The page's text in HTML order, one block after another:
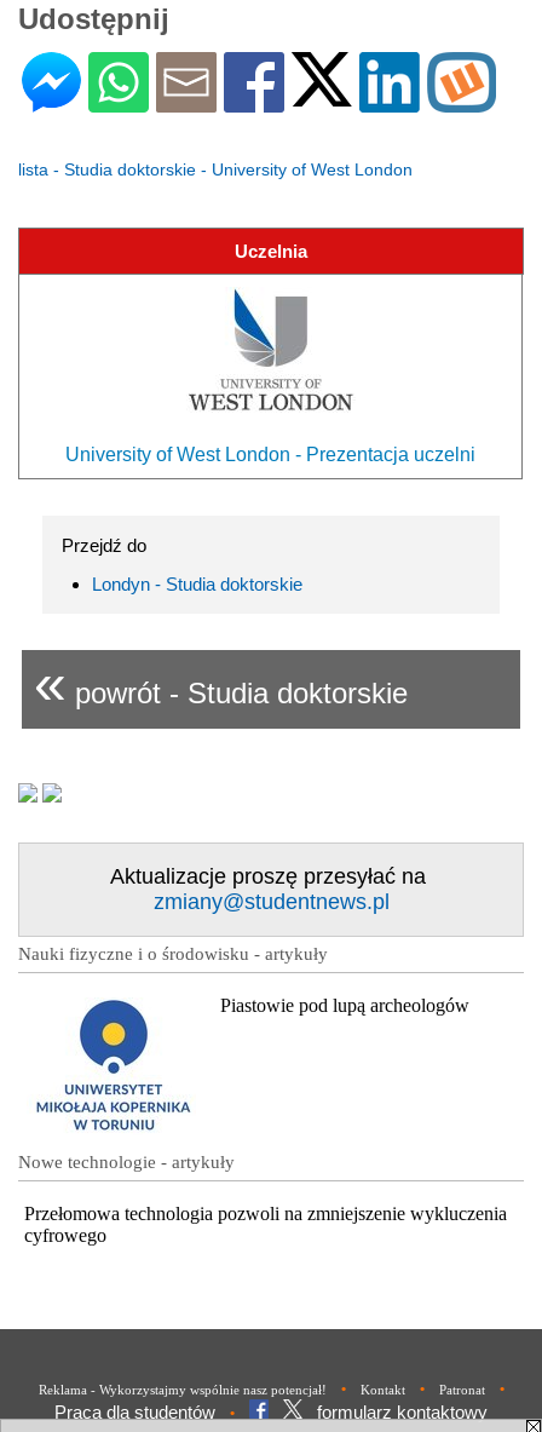
Udostępnij
lista - Studia doktorskie - University of West London
Uczelnia
University of West London - Prezentacja uczelni
Przejdź do
Londyn - Studia doktorskie
« powrót - Studia doktorskie
Aktualizacje proszę przesyłać na
zmiany@studentnews.pl
Nauki fizyczne i o środowisku - artykuły
Piastowie pod lupą archeologów
Nowe technologie - artykuły
Przełomowa technologia pozwoli na zmniejszenie wykluczenia
cyfrowego
Reklama - Wykorzystajmy wspólnie nasz potencjał! • Kontakt • Patronat •
Praca dla studentów • formularz kontaktowy